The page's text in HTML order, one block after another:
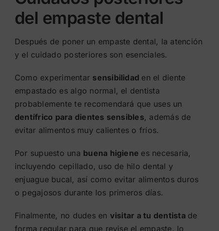
del empaste dental
Después de poner un empaste dental, la atención
y el cuidado posteriores son esenciales.
Como experimentar sensibilidad en el diente
empastado es algo normal, el dentista
probablemente te recomendará que uses un
dentífrico para dientes sensibles, además de
evitar alimentos muy calientes o fríos.
Por supuesto una buena higiene es necesaria,
incluyendo cepillado, uso de hilo dental y
enjuague bucal, así como evitar alimentos duros
o pegajosos durante los primeros días.
Finalmente, no dudes en visitar a tu dentista de
forma regular para que revise el empaste, lo